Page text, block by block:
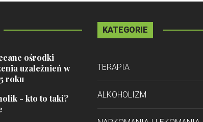
ośrodki
uzależnień w
roku
- kto to taki?
KATEGORIE
TERAPIA
ALKOHOLIZM